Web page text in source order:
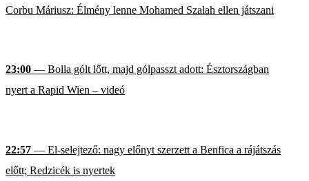
Corbu Máriusz: Élmény lenne Mohamed Szalah ellen játszani
23:00 — Bolla gólt lőtt, majd gólpasszt adott: Észtországban
nyert a Rapid Wien – videó
22:57 — El-selejtező: nagy előnyt szerzett a Benfica a rájátszás
előtt; Redzicék is nyertek